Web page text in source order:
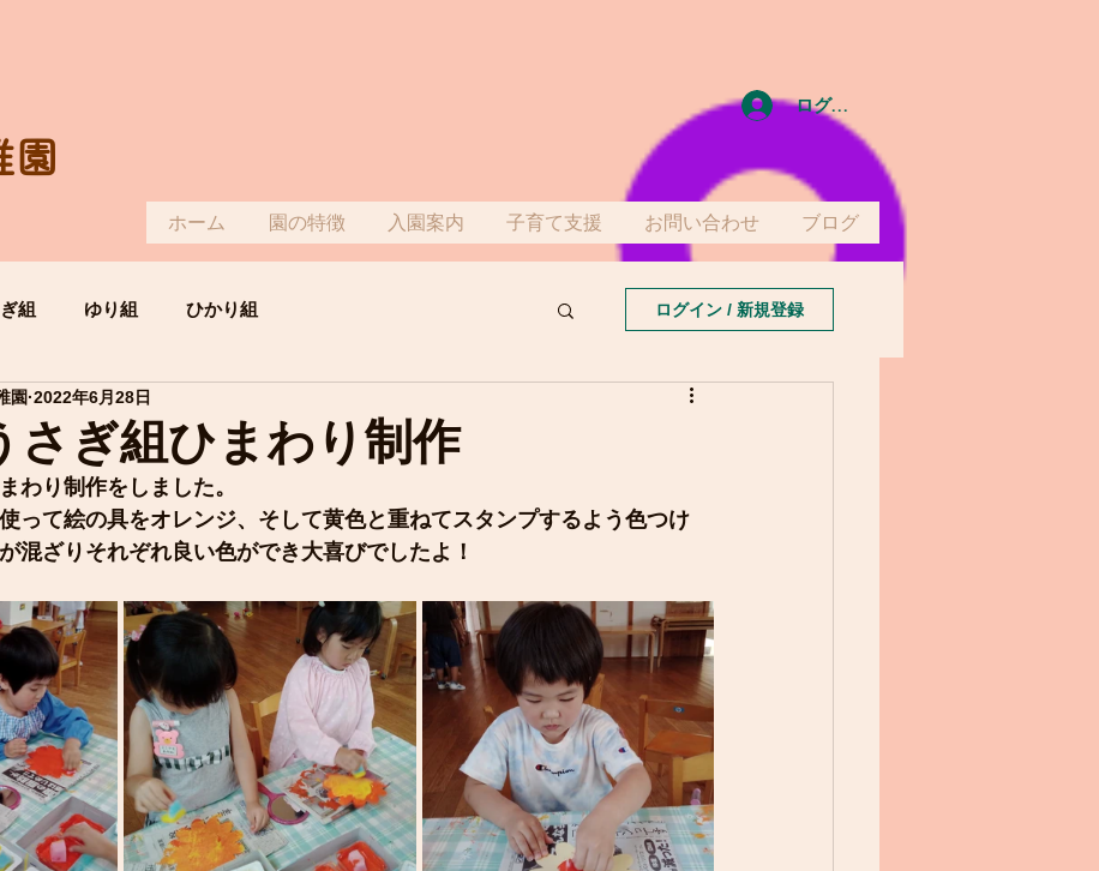
園
ログイン
ホーム 園の特徴 入園案内 子育て支援 お問い合わせ ブログ
組 ゆり組 ひかり組 ログイン / 新規登録
さぎ組ひまわり制作
園 2022年6月28日
わり制作をしました。
って絵の具をオレンジ、そして黄色と重ねてスタンプするよう色つけ
混ざりそれぞれ良い色ができ大喜びでしたよ！